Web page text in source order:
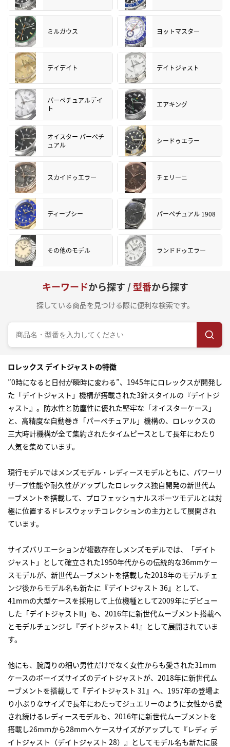
ミルガウス ヨットマスター
デイデイト デイトジャスト
パーペチュアルデイ
ト
エアキング
オイスター パーペチ
ュアル
シードゥエラー
スカイドゥエラー チェリーニ
ディープシー パーペチュアル 1908
その他のモデル ランドドゥエラー
キーワードから探す /型番から探す
探している商品を見つける際に便利な検索です。
ロレックス デイトジャストの特徴
”0時になると日付が瞬時に変わる”、1945年にロレックスが開発し
た「デイトジャスト」機構が搭載された3針スタイルの『デイトジ
ャスト』。防水性と防塵性に優れた堅牢な「オイスターケース」
と、高精度な自動巻き「パーペチュアル」機構の、ロレックスの
三大時計機構が全て集約されたタイムピースとして長年にわたり
人気を集めています。
現行モデルではメンズモデル・レディースモデルともに、パワーリ
ザーブ性能や耐久性がアップしたロレックス独自開発の新世代ム
ーブメントを搭載して、プロフェッショナルスポーツモデルとは対
極に位置するドレスウォッチコレクションの主力として展開され
ています。
サイズバリエーションが複数存在しメンズモデルでは、「デイト
ジャスト」として確立された1950年代からの伝統的な36mmケー
スモデルが、新世代ムーブメントを搭載した2018年のモデルチェ
ンジ後からモデル名も新たに『デイトジャスト 36』として、
41mmの大型ケースを採用して上位機種として2009年にデビュー
した「デイトジャストII」も、2016年に新世代ムーブメント搭載へ
とモデルチェンジし『デイトジャスト 41』として展開されていま
す。
他にも、腕周りの細い男性だけでなく女性からも愛された31mm
ケースのボーイズサイズのデイトジャストが、2018年に新世代ム
ーブメントを搭載して『デイトジャスト 31』へ、1957年の登場よ
り小ぶりなサイズで長年にわたってジュエリーのように女性から愛
され続けるレディースモデルも、2016年に新世代ムーブメントを
搭載し26mｍから28mmへケースサイズがアップして『レディ デ
イトジャスト（デイトジャスト 28）』としてモデル名も新たに展